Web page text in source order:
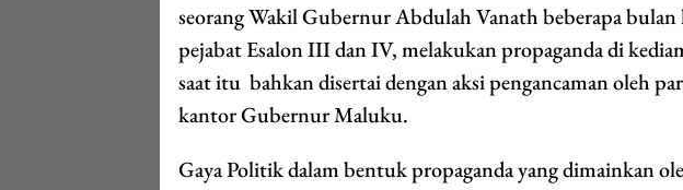
seorang Wakil Gubernur Abdulah Vanath beberapa
pejabat Esalon III dan IV, melakukan propaganda di
saat itu bahkan disertai dengan aksi pengancaman oleh
kantor Gubernur Maluku.
Gaya Politik dalam bentuk propaganda yang dimainkan